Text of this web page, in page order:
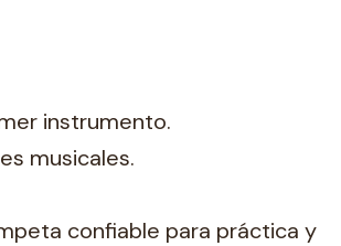
instrumento.
musicales.
confiable para práctica y